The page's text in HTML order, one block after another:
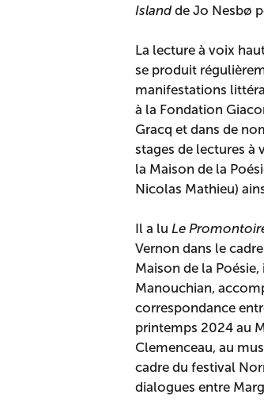
Islandde Jo Nesbø
La lecture à voix
se produit
manifestations
à la Fondation
Gracq et dans de
stages de lectures à
la Maison de la
Nicolas Mathieu)
Il a lu Le
Vernon dans le
Maison de la
Manouchian,
correspondance
printemps 2024 au
Clemenceau, au
cadre du festival
dialogues entre